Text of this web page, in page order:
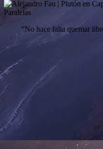
“No hace falta quemar